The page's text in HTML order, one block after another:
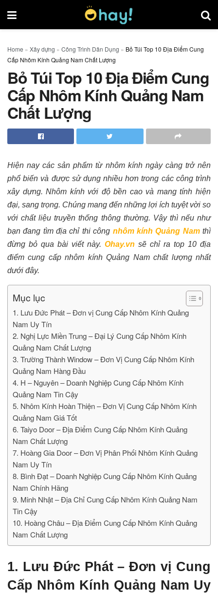
Home » Xây dựng » Công Trình Dân Dụng » Bỏ Túi Top 10 Địa Điểm Cung
Cấp Nhôm Kính Quảng Nam Chất Lượng
Bỏ Túi Top 10 Địa Điểm Cung
Cấp Nhôm Kính Quảng Nam
Chất Lượng
Hiện nay các sản phẩm từ nhôm kính ngày càng trở nên
phổ biến và được sử dụng nhiều hơn trong các công trình
xây dựng. Nhôm kính với độ bền cao và mang tính hiện
đại, sang trọng. Chúng mang đến những lợi ích tuyệt vời so
với chất liệu truyền thống thông thường. Vậy thì nếu như
bạn đang tìm địa chỉ thi công nhôm kính Quảng Namthì
đừng bỏ qua bài viết này. Ohay.vn sẽ chỉ ra top 10 địa
điểm cung cấp nhôm kính Quảng Nam chất lượng nhất
dưới đây.
Mục lục
1. Lưu Đức Phát – Đơn vị Cung Cấp Nhôm Kính Quảng
Nam Uy Tín
2. Nghị Lực Miền Trung – Đại Lý Cung Cấp Nhôm Kính
Quảng Nam Chất Lượng
3. Trường Thành Window – Đơn Vị Cung Cấp Nhôm Kính
Quảng Nam Hàng Đầu
4. H – Nguyên – Doanh Nghiệp Cung Cấp Nhôm Kính
Quảng Nam Tin Cậy
5. Nhôm Kính Hoàn Thiện – Đơn Vị Cung Cấp Nhôm Kính
Quảng Nam Giá Tốt
6. Taiyo Door – Địa Điểm Cung Cấp Nhôm Kính Quảng
Nam Chất Lượng
7. Hoàng Gia Door – Đơn Vị Phân Phối Nhôm Kính Quảng
Nam Uy Tín
8. Bình Đạt – Doanh Nghiệp Cung Cấp Nhôm Kính Quảng
Nam Chính Hãng
9. Minh Nhật – Địa Chỉ Cung Cấp Nhôm Kính Quảng Nam
Tin Cậy
10. Hoàng Châu – Địa Điểm Cung Cấp Nhôm Kính Quảng
Nam Chất Lượng
1. Lưu Đức Phát – Đơn vị Cung
Cấp Nhôm Kính Quảng Nam Uy